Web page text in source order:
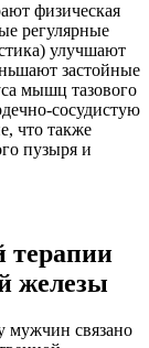
физическая
регулярные
улучшают
застойные
мышц тазового
сосудистую
что также
пузыря и
терапии
железы
мужчин связано